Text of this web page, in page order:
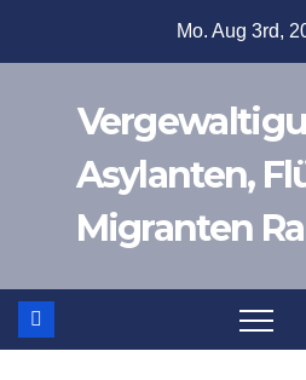
Mo. Aug 3rd,
Asylanten,
Migranten